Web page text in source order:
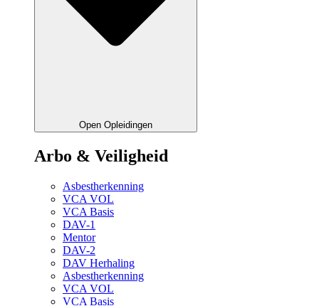
Open Opleidingen
Arbo & Veiligheid
Asbestherkenning
VCA VOL
VCA Basis
DAV-1
Mentor
DAV-2
DAV Herhaling
Asbestherkenning
VCA VOL
VCA Basis